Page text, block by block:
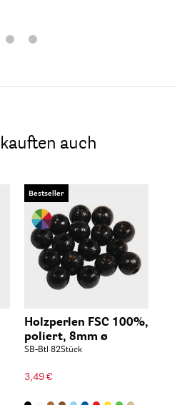
auch
Bestseller
Holzperlen FSC 100%,
poliert, 8mm ø
SB-Btl 82Stück
3,49 €